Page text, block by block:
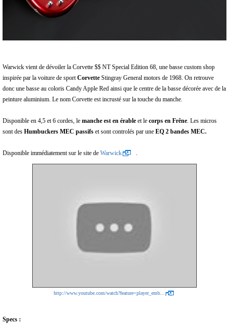
Warwick vient de dévoiler la Corvette $$ NT Special Edition 68, une basse custom shop
inspirée par la voiture de sport Corvette Stingray General motors de 1968. On retrouve
donc une basse au coloris Candy Apple Red ainsi que le centre de la basse décorée avec de la
peinture aluminium. Le nom Corvette est incrusté sur la touche du manche.
Disponible en 4,5 et 6 cordes, le manche est en érable et le corps en Frêne . Les micros
sont des Humbuckers MEC passifs et sont controlés par une EQ 2 bandes MEC.
Disponible immédiatement sur le site de Warwick
http://www.youtube.com/watch?feature=player_emb...
Specs :